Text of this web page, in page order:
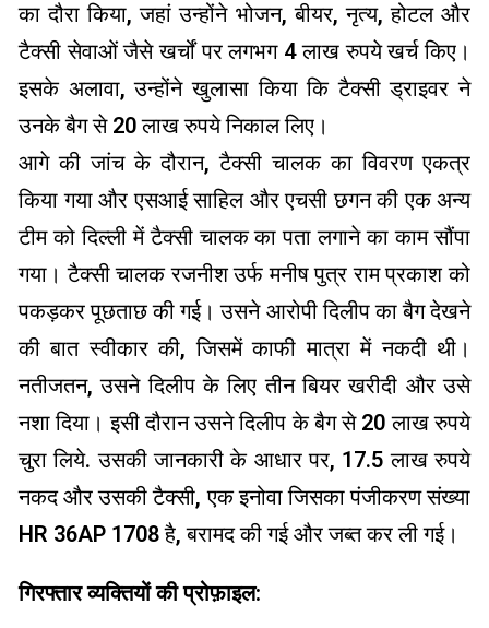
का दौरा किया, जहां उन्होंने भोजन, बीयर, नृत्य, होटल और
टैक्सी सेवाओं जैसे खर्चों पर लगभग 4 लाख रुपये खर्च किए।
इसके अलावा, उन्होंने खुलासा किया कि टैक्सी ड्राइवर ने
उनके बैग से 20 लाख रुपये निकाल लिए।
आगे की जांच के दौरान, टैक्सी चालक का विवरण एकत्र
किया गया और एसआई साहिल और एचसी छगन की एक अन्य
टीम को दिल्ली में टैक्सी चालक का पता लगाने का काम सौंपा
गया। टैक्सी चालक रजनीश उर्फ ​​मनीष पुत्र राम प्रकाश को
पकड़कर पूछताछ की गई। उसने आरोपी दिलीप का बैग देखने
की बात स्वीकार की, जिसमें काफी मात्रा में नकदी थी।
नतीजतन, उसने दिलीप के लिए तीन बियर खरीदी और उसे
नशा दिया। इसी दौरान उसने दिलीप के बैग से 20 लाख रुपये
चुरा लिये. उसकी जानकारी के आधार पर, 17.5 लाख रुपये
नकद और उसकी टैक्सी, एक इनोवा जिसका पंजीकरण संख्या
HR 36AP 1708 है, बरामद की गई और जब्त कर ली गई।
गिरफ्तार व्यक्तियों की प्रोफ़ाइल: